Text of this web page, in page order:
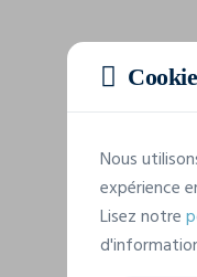
Nous
expérience
Lisez notre